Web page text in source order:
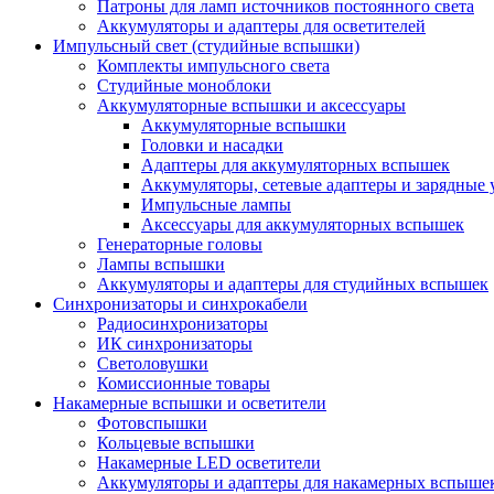
Патроны для ламп источников постоянного света
Аккумуляторы и адаптеры для осветителей
Импульсный свет (студийные вспышки)
Комплекты импульсного света
Студийные моноблоки
Аккумуляторные вспышки и аксессуары
Аккумуляторные вспышки
Головки и насадки
Адаптеры для аккумуляторных вспышек
Аккумуляторы, сетевые адаптеры и зарядные
Импульсные лампы
Аксессуары для аккумуляторных вспышек
Генераторные головы
Лампы вспышки
Аккумуляторы и адаптеры для студийных вспышек
Синхронизаторы и синхрокабели
Радиосинхронизаторы
ИК синхронизаторы
Светоловушки
Комиссионные товары
Накамерные вспышки и осветители
Фотовспышки
Кольцевые вспышки
Накамерные LED осветители
Аккумуляторы и адаптеры для накамерных